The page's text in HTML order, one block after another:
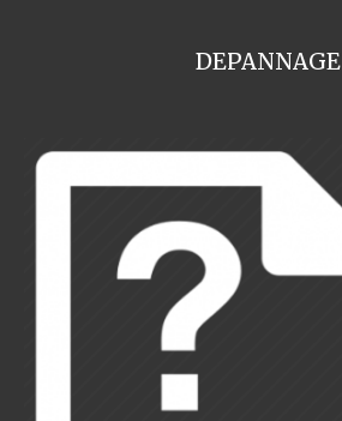
DEPANNAGE